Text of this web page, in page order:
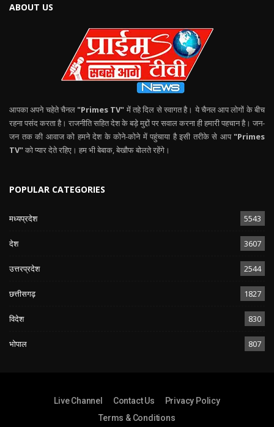
ABOUT US
आपका अपने चहेते चैनल "Primes TV" में तहे दिल से स्वागत है। ये चैनल आप लोगों के बीच
रहना पसंद करता है। राजनीति सहित देश के बड़े मुद्दों पर सवाल करना ही हमारी पहचान है। जन-
जन तक की आवाज को हमने देश के कोने-कोने में पहुंचाया है इसी तरीके से आप "Primes
TV"को प्यार देते रहिए। हम भी बेबाक, बेखौफ बोलते रहेंगे।
POPULAR CATEGORIES
मध्यप्रदेश 5543
देश 3607
उत्तरप्रदेश 2544
छत्तीसगढ़ 1827
विदेश 830
भोपाल 807
Live Channel Contact Us
Privacy Policy
Terms & Conditions